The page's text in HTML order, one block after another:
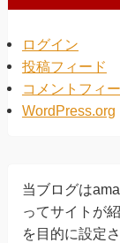
ログイン
投稿フィード
コメントフィ
WordPress.org
当ブログは
ってサイトが
を目的に設定